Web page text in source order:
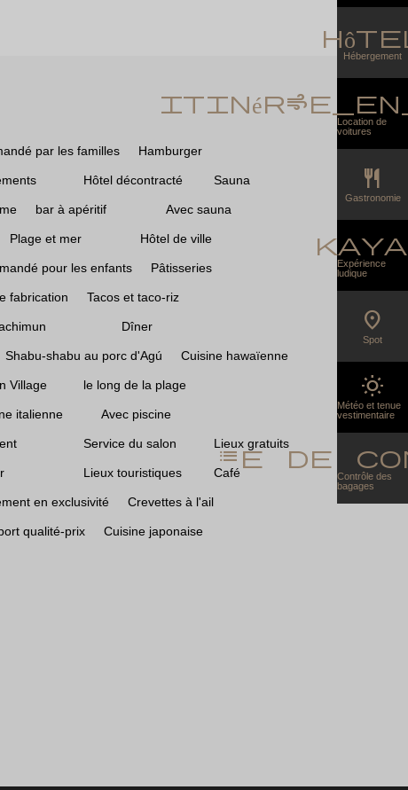
par les familles Hamburger
Hôtel décontracté Sauna
bar à apéritif Avec sauna
Plage et mer Hôtel de ville
pour les enfants Pâtisseries
fabrication Tacos et taco-riz
Dîner
Shabu-shabu au porc d'Agú Cuisine hawaïenne
Village le long de la plage
italienne Avec piscine
Service du salon Lieux gratuits
Lieux touristiques Café
en exclusivité Crevettes à l'ail
qualité-prix Cuisine japonaise
Hébergement
Location de
voitures
restaurant
Gastronomie
Expérience
ludique
location_on
Spot
wb_sunny
Météo et tenue
vestimentaire
liste de
Contrôle des
bagages